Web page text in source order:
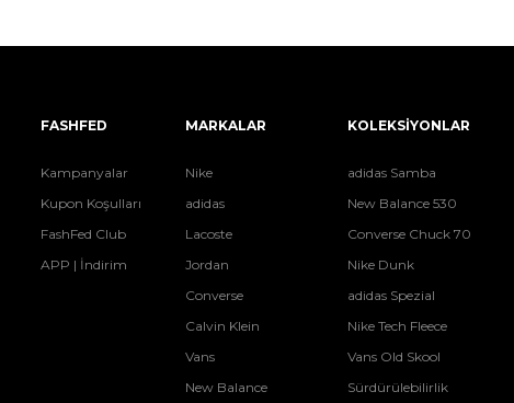
FASHFED
Kampanyalar
Kupon Koşulları
FashFed Club
APP | İndirim
MARKALAR
Nike
adidas
Lacoste
Jordan
Converse
Calvin Klein
Vans
New Balance
KOLEKSİYONLAR
adidas Samba
New Balance 530
Converse Chuck 70
Nike Dunk
adidas Spezial
Nike Tech Fleece
Vans Old Skool
Sürdürülebilirlik